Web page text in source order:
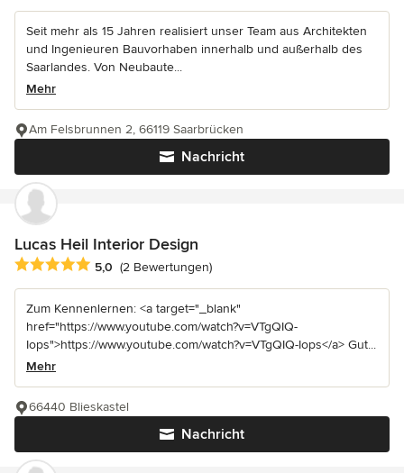
Seit mehr als 15 Jahren realisiert unser Team aus Architekten
und Ingenieuren Bauvorhaben innerhalb und außerhalb des
Saarlandes. Von Neubaute...
Mehr
Nachricht
Am Felsbrunnen 2, 66119 Saarbrücken
Lucas Heil Interior Design
Durchschnittliche Bewertung: 5 von 5 Sternen
5,0 (2 Bewertungen)
Zum Kennenlernen: <a target="_blank"
href="https://www.youtube.com/watch?v=VTgQIQ-
Iops">https://www.youtube.com/watch?v=VTgQIQ-Iops</a> Gut...
Mehr
Nachricht
66440 Blieskastel